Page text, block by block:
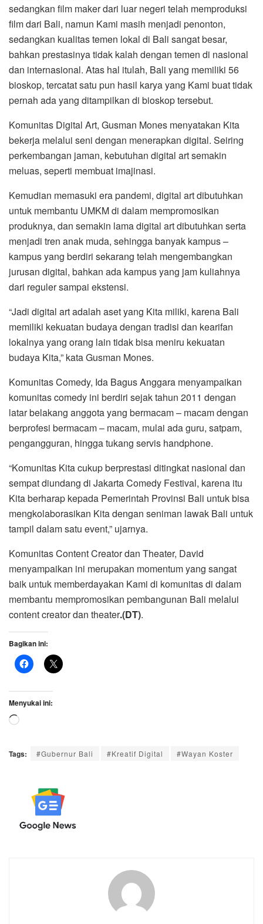
sedangkan film maker dari luar negeri telah memproduksi
film dari Bali, namun Kami masih menjadi penonton,
sedangkan kualitas temen lokal di Bali sangat besar,
bahkan prestasinya tidak kalah dengan temen di nasional
dan internasional. Atas hal itulah, Bali yang memiliki 56
bioskop, tercatat satu pun hasil karya yang Kami buat tidak
pernah ada yang ditampilkan di bioskop tersebut.
Komunitas Digital Art, Gusman Mones menyatakan Kita
bekerja melalui seni dengan menerapkan digital. Seiring
perkembangan jaman, kebutuhan digital art semakin
meluas, seperti membuat imajinasi.
Kemudian memasuki era pandemi, digital art dibutuhkan
untuk membantu UMKM di dalam mempromosikan
produknya, dan semakin lama digital art dibutuhkan serta
menjadi tren anak muda, sehingga banyak kampus –
kampus yang berdiri sekarang telah mengembangkan
jurusan digital, bahkan ada kampus yang jam kuliahnya
dari reguler sampai ekstensi.
“Jadi digital art adalah aset yang Kita miliki, karena Bali
memiliki kekuatan budaya dengan tradisi dan kearifan
lokalnya yang orang lain tidak bisa meniru kekuatan
budaya Kita,” kata Gusman Mones.
Komunitas Comedy, Ida Bagus Anggara menyampaikan
komunitas comedy ini berdiri sejak tahun 2011 dengan
latar belakang anggota yang bermacam – macam dengan
berprofesi bermacam – macam, mulai ada guru, satpam,
pengangguran, hingga tukang servis handphone.
“Komunitas Kita cukup berprestasi ditingkat nasional dan
sempat diundang di Jakarta Comedy Festival, karena itu
Kita berharap kepada Pemerintah Provinsi Bali untuk bisa
mengkolaborasikan Kita dengan seniman lawak Bali untuk
tampil dalam satu event,” ujarnya.
Komunitas Content Creator dan Theater, David
menyampaikan ini merupakan momentum yang sangat
baik untuk memberdayakan Kami di komunitas di dalam
membantu mempromosikan pembangunan Bali melalui
content creator dan theater.(DT).
Bagikan ini:
Menyukai ini:
Memuat...
Tags: #Gubernur Bali #Kreatif Digital #Wayan Koster